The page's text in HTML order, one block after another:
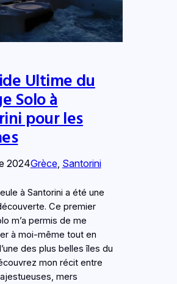
Ultime du
Solo à
pour les
2024Grèce, Santorini
à Santorini a été une
Ce premier
m’a permis de me
à moi-même tout en
des plus belles îles du
mon récit entre
mers